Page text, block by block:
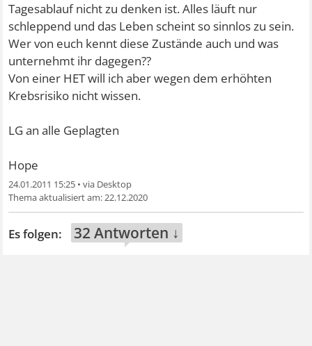
Tagesablauf nicht zu denken ist. Alles läuft nur
schleppend und das Leben scheint so sinnlos zu sein.
Wer von euch kennt diese Zustände auch und was
unternehmt ihr dagegen??
Von einer HET will ich aber wegen dem erhöhten
Krebsrisiko nicht wissen.
LG an alle Geplagten
Hope
24.01.2011 15:25 •
22.12.2020
32 Antworten ↓